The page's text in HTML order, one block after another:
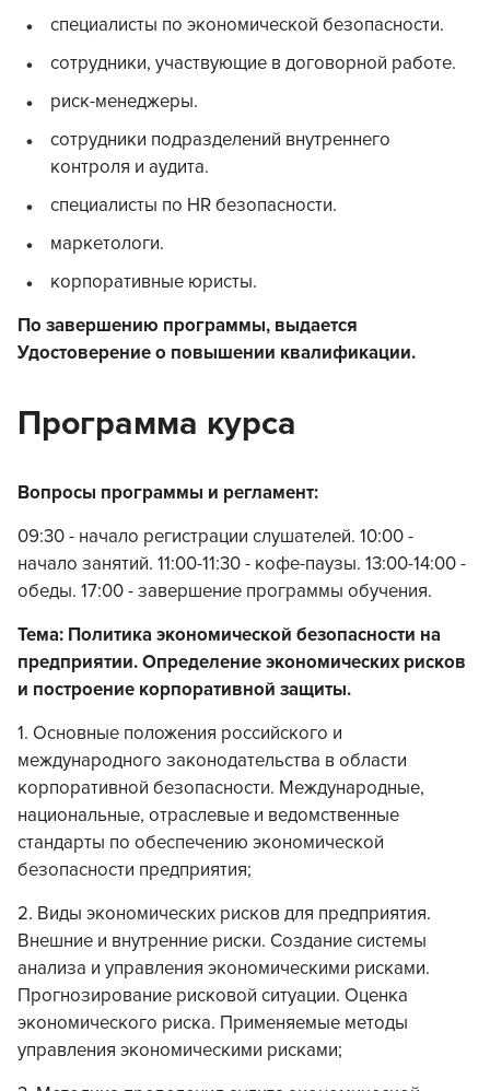
специалисты по экономической безопасности.
сотрудники, участвующие в договорной работе.
риск-менеджеры.
сотрудники подразделений внутреннего
контроля и аудита.
специалисты по HR безопасности.
маркетологи.
корпоративные юристы.
По завершению программы, выдается
Удостоверение о повышении квалификации.
Программа курса
Вопросы программы и регламент:
09:30 - начало регистрации слушателей. 10:00 -
начало занятий. 11:00-11:30 - кофе-паузы. 13:00-14:00 -
обеды. 17:00 - завершение программы обучения.
Тема: Политика экономической безопасности на
предприятии. Определение экономических рисков
и построение корпоративной защиты.
1. Основные положения российского и
международного законодательства в области
корпоративной безопасности. Международные,
национальные, отраслевые и ведомственные
стандарты по обеспечению экономической
безопасности предприятия;
2. Виды экономических рисков для предприятия.
Внешние и внутренние риски. Создание системы
анализа и управления экономическими рисками.
Прогнозирование рисковой ситуации. Оценка
экономического риска. Применяемые методы
управления экономическими рисками;